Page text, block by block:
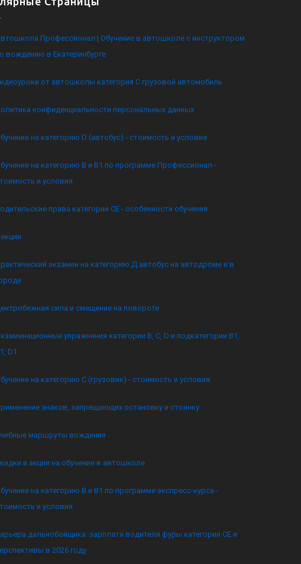
Профессионал | Обучение в автошколе с инструктором
вождению в Екатеринбурге
от автошколы категория C грузовой автомобиль
конфиденциальности персональных данных
на категорию D (автобус) - стоимость и условия
на категорию B и B1 по программе Профессионал -
и условия
права категории CE - особенности обучения
экзамен на категорию Д автобус на автодроме и в
сила и смещение на повороте
упражнения категории B, C, D и подкатегории B1,
D1
на категорию C (грузовик) - стоимость и условия
знаков, запрещающих остановку и стоянку
маршруты вождения
и акции на обучение в автошколе
на категорию B и B1 по программе экспресс-курса -
и условия
дальнобойщика: зарплата водителя фуры категории CE и
в 2026 году